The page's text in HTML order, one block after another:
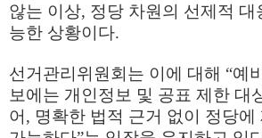
않는 이상, 정당 차원의 선제적
능한 상황이다.
선거관리위원회는 이에 대해 “예
보에는 개인정보 및 공표 제한 대
어, 명확한 법적 근거 없이 정당에